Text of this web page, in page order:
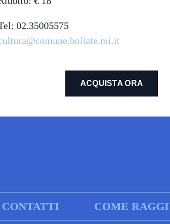
02.35005575
ACQUISTA ORA
CONTATTI COME